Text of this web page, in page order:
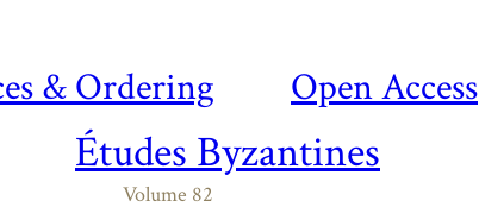
& Ordering Open Access
Études Byzantines
Volume 82